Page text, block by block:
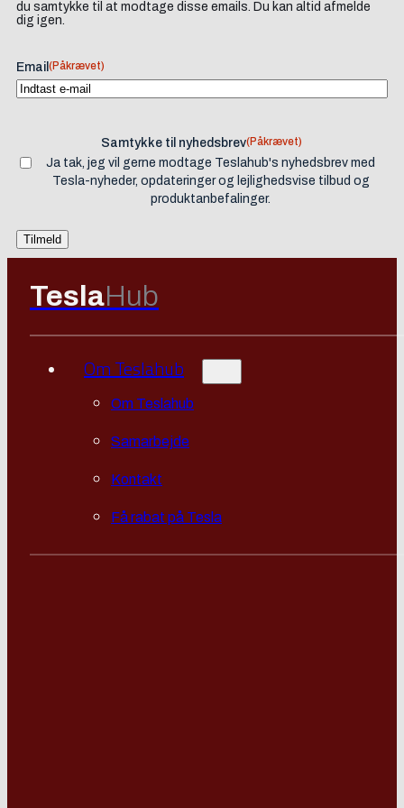
du samtykke til at modtage disse emails. Du kan altid afmelde
dig igen.
Email (Påkrævet)
Samtykke til nyhedsbrev(Påkrævet)
Ja tak, jeg vil gerne modtage Teslahub's nyhedsbrev med
Tesla-nyheder, opdateringer og lejlighedsvise tilbud og
produktanbefalinger.
TeslaHub
Om Teslahub
Om Teslahub
Samarbejde
Kontakt
Få rabat på Tesla